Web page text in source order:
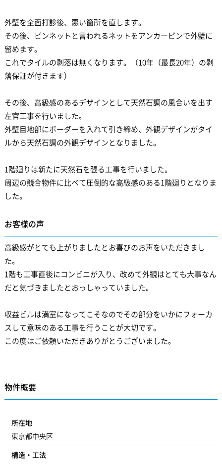
外壁を全面打診後、悪い箇所を直します。
その後、ピンネットと言われるネットをアンカーピンで外壁に
留めます。
これでタイルの剥落は無くなります。（10年（最長20年）の剥
落保証が付きます）
その後、高級感のあるデザインとして天然石調の風合いを出す
左官工事を行いました。
外壁目地部にボーダーを入れて引き締め、外観デザインがタイ
ルから天然石調の外観デザインとなりました。
1階廻りは新たに天然石を張る工事を行いました。
周辺の競合物件に比べて圧倒的な高級感のある1階廻りとなりま
した。
お客様の声
高級感がとても上がりましたとお喜びのお声をいただきまし
た。
1階も工事直後にコンビニが入り、改めて外観はとても大事なん
だと気づきましたとおっしゃっていました。
収益ビルは満室になってこそなのでその部分をいかにフォーカ
スして意味のある工事を行うことが大切です。
この度はご依頼いただきありがとうございました。
物件概要
所在地
東京都中央区
構造・工法